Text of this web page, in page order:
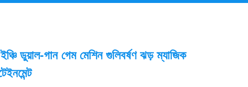
ডুয়াল-গান গেম মেশিন গুলিবর্ষণ ঝড় ম্যাজিক